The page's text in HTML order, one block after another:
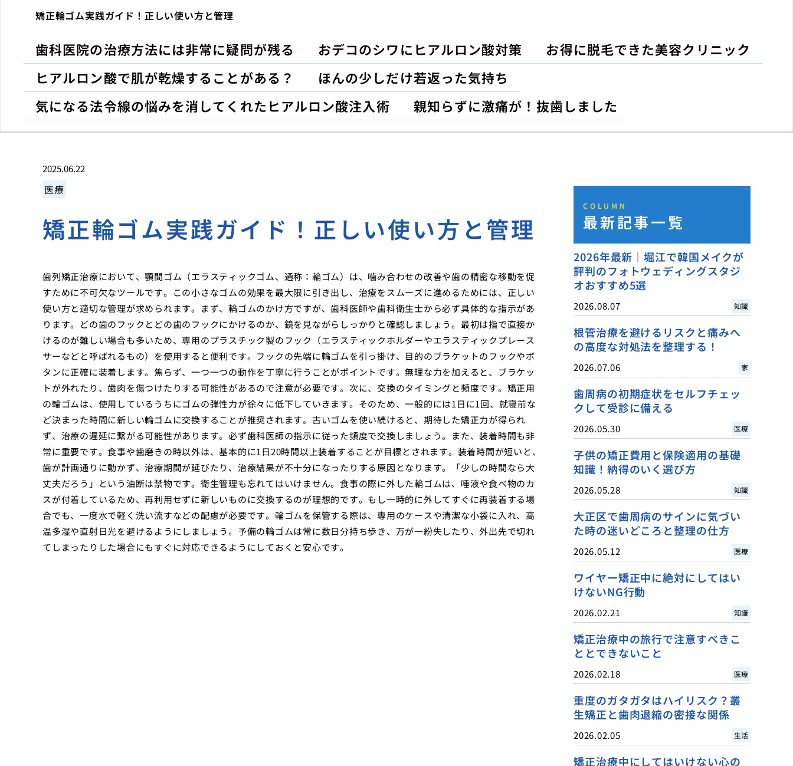
矯正輪ゴム実践ガイド！正しい使い方と管理
歯科医院の治療方法には非常に疑問が残る おデコのシワにヒアルロン酸対策
お得に脱毛できた美容クリニック
ヒアルロン酸で肌が乾燥することがある？
ほんの少しだけ若返った気持ち
気になる法令線の悩みを消してくれたヒアルロン酸注入術
親知らずに激痛が！抜歯しました
2025.06.22
医療
矯正輪ゴム実践ガイド！正しい使い方と管理
歯列矯正治療において、顎間ゴム（エラスティックゴム、通称：輪ゴム）は、噛み合わせの改善や歯の精密な移動を促
すために不可欠なツールです。この小さなゴムの効果を最大限に引き出し、治療をスムーズに進めるためには、正しい
使い方と適切な管理が求められます。まず、輪ゴムのかけ方ですが、歯科医師や歯科衛生士から必ず具体的な指示があ
ります。どの歯のフックとどの歯のフックにかけるのか、鏡を見ながらしっかりと確認しましょう。最初は指で直接か
けるのが難しい場合も多いため、専用のプラスチック製のフック（エラスティックホルダーやエラスティックプレース
サーなどと呼ばれるもの）を使用すると便利です。フックの先端に輪ゴムを引っ掛け、目的のブラケットのフックやボ
タンに正確に装着します。焦らず、一つ一つの動作を丁寧に行うことがポイントです。無理な力を加えると、ブラケッ
トが外れたり、歯肉を傷つけたりする可能性があるので注意が必要です。次に、交換のタイミングと頻度です。矯正用
の輪ゴムは、使用しているうちにゴムの弾性力が徐々に低下していきます。そのため、一般的には1日に1回、就寝前な
ど決まった時間に新しい輪ゴムに交換することが推奨されます。古いゴムを使い続けると、期待した矯正力が得られ
ず、治療の遅延に繋がる可能性があります。必ず歯科医師の指示に従った頻度で交換しましょう。また、装着時間も非
常に重要です。食事や歯磨きの時以外は、基本的に1日20時間以上装着することが目標とされます。装着時間が短いと、
歯が計画通りに動かず、治療期間が延びたり、治療結果が不十分になったりする原因となります。「少しの時間なら大
丈夫だろう」という油断は禁物です。衛生管理も忘れてはいけません。食事の際に外した輪ゴムは、唾液や食べ物のカ
スが付着しているため、再利用せずに新しいものに交換するのが理想的です。もし一時的に外してすぐに再装着する場
合でも、一度水で軽く洗い流すなどの配慮が必要です。輪ゴムを保管する際は、専用のケースや清潔な小袋に入れ、高
温多湿や直射日光を避けるようにしましょう。予備の輪ゴムは常に数日分持ち歩き、万が一紛失したり、外出先で切れ
てしまったりした場合にもすぐに対応できるようにしておくと安心です。
COLUMN
最新記事一覧
2026年最新｜堀江で韓国メイクが
評判のフォトウェディングスタジ
オおすすめ5選
2026.08.07 知識
根管治療を避けるリスクと痛みへ
の高度な対処法を整理する！
2026.07.06 家
歯周病の初期症状をセルフチェッ
クして受診に備える
2026.05.30 医療
子供の矯正費用と保険適用の基礎
知識！納得のいく選び方
2026.05.28 知識
大正区で歯周病のサインに気づい
た時の迷いどころと整理の仕方
2026.05.12 医療
ワイヤー矯正中に絶対にしてはい
けないNG行動
2026.02.21 知識
矯正治療中の旅行で注意すべきこ
ととできないこと
2026.02.18 医療
重度のガタガタはハイリスク？叢
生矯正と歯肉退縮の密接な関係
2026.02.05 生活
矯正治療中にしてはいけない心の